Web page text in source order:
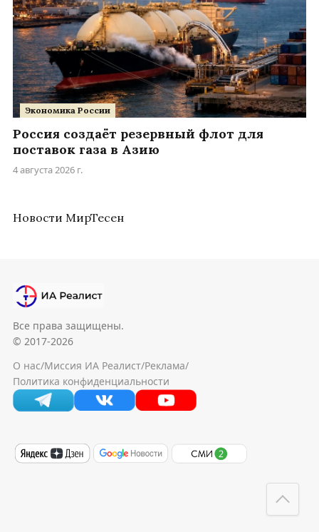
Экономика России
Россия создаёт резервный флот для
поставок газа в Азию
4 августа 2026 г.
Новости МирТесен
Все права защищены.
© 2017-2026
О нас/Миссия ИА Реалист/Реклама/
Политика конфиденциальности